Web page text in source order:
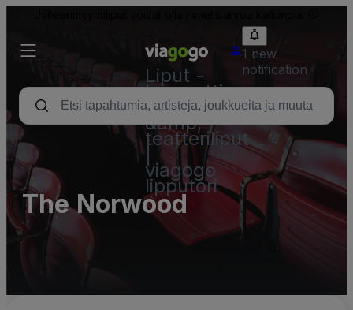
Liput -
konsertti,
urheilu
&amp;
teatteriliput
viagogo
lipputori
1 new
notification
The Norwood